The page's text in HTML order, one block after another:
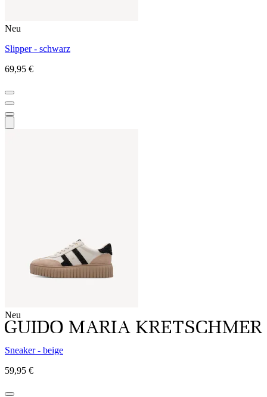
Neu
Slipper - schwarz
69,95 €
Neu
Sneaker - beige
59,95 €